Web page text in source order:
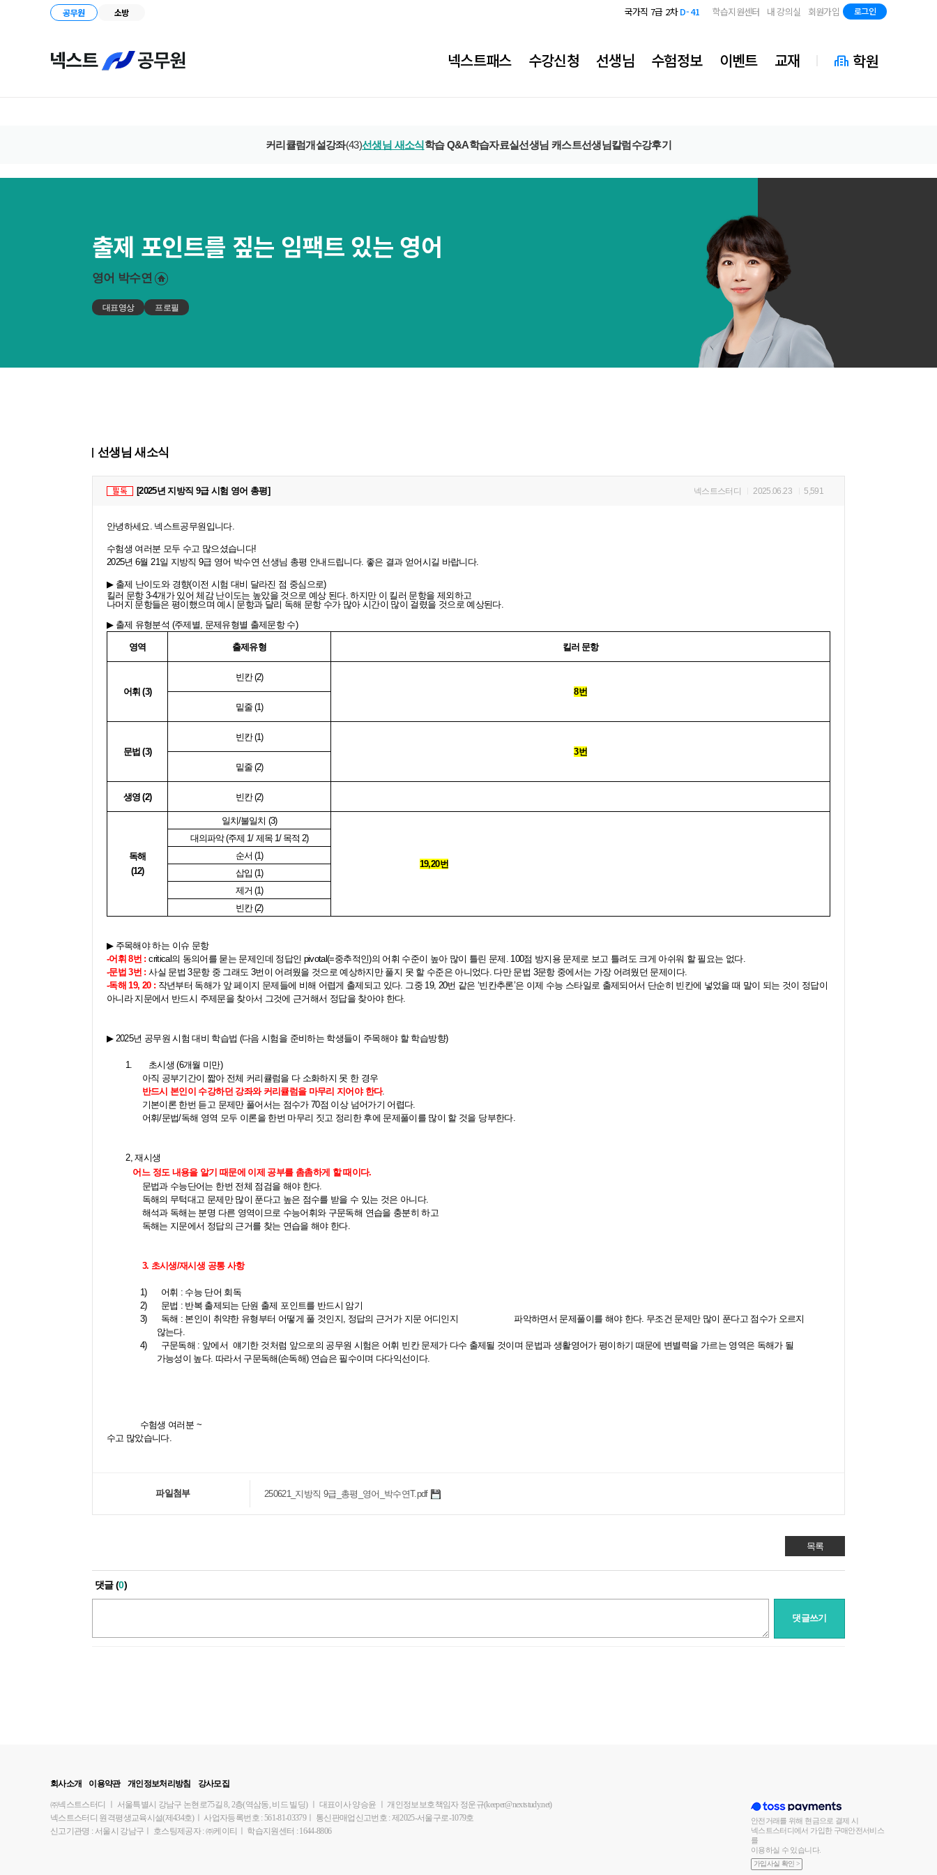
공무원 소방 학습지원센터 내 강의실 회원가입 로그인
국가직 7급 2차D-41
지방직 7급
넥스트패스 수강신청 선생님 수험정보 이벤트 교재 학원
커리큘럼개설강좌(43)선생님 새소식학습 Q&A학습자료실선생님 캐스트선생님칼럼수강후기
출제 포인트를 짚는 임팩트 있는 영어
영어 박수연
대표영상 프로필
선생님 새소식
[2025년 지방직 9급 시험 영어 총평] 넥스트스터디 2025.06.23 5,591
안녕하세요. 넥스트공무원입니다.
수험생 여러분 모두 수고 많으셨습니다!
2025년 6월 21일 지방직 9급 영어 박수연 선생님 총평 안내드립니다. 좋은 결과 얻어시길 바랍니다.
▶ 출제 난이도와 경향(이전 시험 대비 달라진 점 중심으로)
킬러 문항3-4개가 있어 체감 난이도는 높았을 것으로 예상 된다.하지만 이 킬러 문항을 제외하고
나머지 문항들은 평이했으며 예시 문항과 달리 독해 문항 수가 많아 시간이 많이 걸렸을 것으로 예상된다.
▶ 출제 유형분석 (주제별, 문제유형별 출제문항 수)
영역 출제유형 킬러 문항
어휘 (3)
빈칸(2)
8번
밑줄(1)
문법 (3)
빈칸(1)
3번
밑줄(2)
생영 (2) 빈칸(2)
독해
(12)
일치/불일치 (3)
19,20번
대의파악(주제 1/ 제목1/ 목적 2)
순서 (1)
삽입 (1)
제거 (1)
빈칸(2)
▶ 주목해야 하는 이슈 문항
-어휘 8번 :critical의 동의어를 묻는 문제인데 정답인 pivotal(=중추적인)의 어휘 수준이 높아 많이 틀린 문제 . 100점 방지용 문제로 보고 틀려도 크게 아쉬워 할 필요는 없다.
-문법 3번 : 사실 문법 3문항 중 그래도 3번이 어려웠을 것으로 예상하지만 풀지 못 할 수준은 아니었다. 다만 문법 3문항 중에서는 가장 어려웠던 문제이다.
-독해 19, 20 : 작년부터 독해가 앞 페이지 문제들에 비해 어렵게 출제되고 있다. 그중19, 20번 같은 ‘빈칸추론’은 이제 수능 스타일로 출제되어서 단순히 빈칸에 넣었을 때 말이 되는 것이 정답이
아니라 지문에서 반드시 주제문을 찾아서 그것에 근거해서 정답을 찾아야 한다.
▶ 2025년 공무원 시험 대비 학습법 (다음 시험을 준비하는 학생들이 주목해야 할 학습방향)
1. 초시생(6개월 미만)
아직 공부기간이 짧아 전체 커리큘럼을 다 소화하지 못 한 경우
반드시 본인이 수강하던 강좌와 커리큘럼을 마무리 지어야 한다.
기본이론 한번 듣고 문제만 풀어서는 점수가70점 이상 넘어가기 어렵다.
어휘/문법/독해 영역 모두 이론을 한번 마무리 짓고 정리한 후에 문제풀이를 많이 할 것을 당부한다.
2,재시생
어느 정도 내용을 알기 때문에 이제 공부를 촘촘하게 할 때이다.
문법과 수능단어는 한번 전체 점검을 해야 한다.
독해의 무턱대고 문제만 많이 푼다고 높은 점수를 받을 수 있는 것은 아니다.
해석과 독해는 분명 다른 영역이므로 수능어휘와 구문독해 연습을 충분히 하고
독해는 지문에서 정답의 근거를 찾는 연습을 해야 한다.
3. 초시생/재시생 공통 사항
1) 어휘 : 수능 단어 회독
2)
문법 : 반복 출제되는 단원 출제 포인트를 반드시 암기
3)
독해 : 본인이 취약한 유형부터 어떻게 풀 것인지, 정답의 근거가 지문 어디인지 파악하면서 문제풀이를 해야 한다. 무조건 문제만 많이 푼다고 점수가 오르지
않는다.
4)
구문독해 : 앞에서 얘기한 것처럼 앞으로의 공무원 시험은 어휘 빈칸 문제가 다수 출제될 것이며 문법과 생활영어가 평이하기 때문에 변별력을 가르는 영역은 독해가 될
가능성이 높다. 따라서 구문독해(손독해) 연습은 필수이며 다다익선이다.
수험생 여러분 ~
수고 많았습니다.
파일첨부 250621_지방직 9급_총평_영어_박수연T.pdf
목록
댓글 (0)
댓글쓰기
회사소개 이용약관 개인정보처리방침 강사모집
㈜넥스트스터디 서울특별시 강남구 논현로75길 8, 2층(역삼동, 비드 빌딩) 대표이사 양승윤
개인정보보호책임자 정운규(keeper@nextstudy.net)
넥스트스터디 원격평생교육시설(제434호)ㅣ 사업자등록번호 : 561-81-03379ㅣ
통신판매업신고번호 : 제2025-서울구로-1079호
신고기관명 : 서울시 강남구
호스팅제공자 : ㈜케이티 학습지원센터 : 1644-8806
안전거래를 위해 현금으로 결제 시
넥스트스터디에서 가입한 구매안전서비스
를
이용하실 수 있습니다.
가입사실 확인 >